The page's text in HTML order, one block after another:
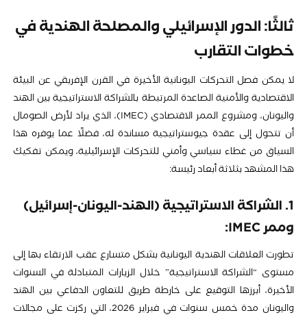
ثالثًا: الدور الإسرائيلي والمصلحة الهندية في
خطوات التقارب
لا يمكن فصل التحركات اليونانية الأخيرة في القرن الإفريقي عن البيئة
الاقتصادية والأمنية الصاعدة المرتبطة بالشراكة الاستراتيجية بين الهند
واليونان، ومشروع الممر الاقتصادي (IMEC)، الذي يراد لأرض الصومال
أن تتحول إلى عقدة جيوستراتيجية مساندة له، فضلًا عما يوفره هذا
السياق من غطاء سياسي وأمني للتحركات الإسرائيلية، ويمكن تفكيك
هذا المشهد بثلاثة أبعاد رئيسة:
1. الشراكة الاستراتيجية (الهند-اليونان-إسرائيل)
وممر IMEC:
تطورت العلاقات الهندية اليونانية بشكل متسارع عقب الارتقاء بها إلى
مستوى “الشراكة الاستراتيجية” خلال الزيارات المتبادلة في السنوات
الأخيرة، أبرزها التوقيع على خارطة طريق للتعاون الدفاعي بين الهند
واليونان مدة خمس سنوات في فبراير 2026، التي ركزت على مجالات